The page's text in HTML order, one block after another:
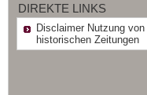
DIREKTE LINKS
Disclaimer Nutzung von
historischen Zeitungen